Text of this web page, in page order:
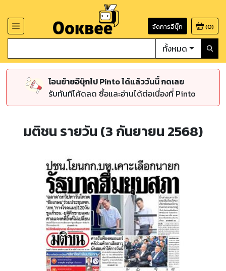
จัดการอีบุ๊ก (0)
ทั้งหมด
โอนย้ายอีบุ๊กไป Pinto ได้แล้ววันนี้ กดเลย
รับทันทีโค้ดลด ซื้อและอ่านได้ต่อเนื่องที่ Pinto
มติชน รายวัน (3 กันยายน 2568)